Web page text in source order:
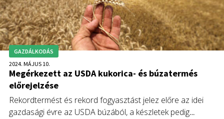
GAZDÁLKODÁS
2024. MÁJUS 10.
Megérkezett az USDA kukorica- és búzatermés
előrejelzése
Rekordtermést és rekord fogyasztást jelez előre az idei
gazdasági évre az USDA búzából, a készletek pedig